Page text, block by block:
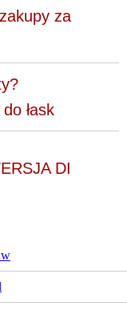
za
łask
DI